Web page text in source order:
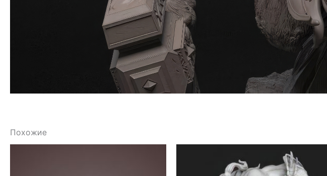
Похожие